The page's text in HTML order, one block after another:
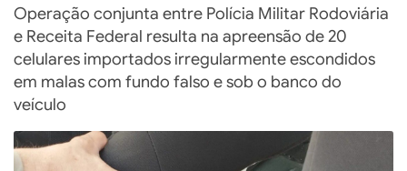
Operação conjunta entre Polícia Militar Rodoviária
e Receita Federal resulta na apreensão de 20
celulares importados irregularmente escondidos
em malas com fundo falso e sob o banco do
veículo